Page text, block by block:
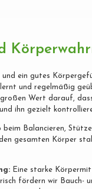
und ein gutes
und regelmäßig
Wert darauf,
ihn gezielt
beim Balancieren,
gesamten Körper
Eine starke
fördern wir Bauch-